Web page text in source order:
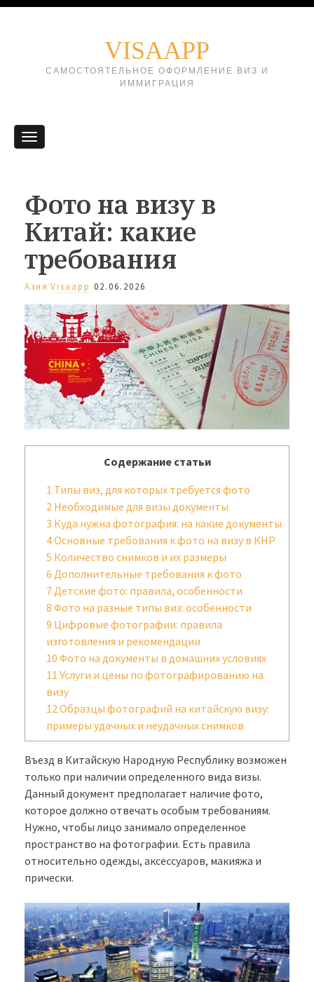
VISAAPP
САМОСТОЯТЕЛЬНОЕ ОФОРМЛЕНИЕ ВИЗ И
ИММИГРАЦИЯ
Фото на визу в
Китай: какие
требования
Азия Visaapp 02.06.2026
Содержание статьи
1 Типы виз, для которых требуется фото
2 Необходимые для визы документы
3 Куда нужна фотография: на какие документы
4Основные требования к фото на визу в КНР
5 Количество снимков и их размеры
6 Дополнительные требования к фото
7Детские фото: правила, особенности
8 Фото на разные типы виз: особенности
9 Цифровые фотографии: правила
изготовления и рекомендации
10 Фото на документы в домашних условиях
11 Услуги и цены по фотографированию на
визу
12Образцы фотографий на китайскую визу:
примеры удачных и неудачных снимков
Въезд в Китайскую Народную Республику возможен
только при наличии определенного вида визы.
Данный документ предполагает наличие фото,
которое должно отвечать особым требованиям.
Нужно, чтобы лицо занимало определенное
пространство на фотографии. Есть правила
относительно одежды, аксессуаров, макияжа и
прически.